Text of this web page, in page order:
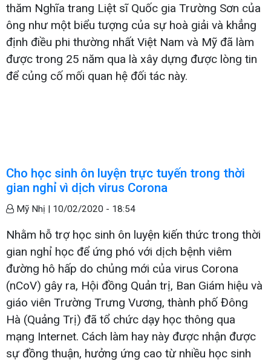
thăm Nghĩa trang Liệt sĩ Quốc gia Trường Sơn của
ông như một biểu tượng của sự hoà giải và khẳng
định điều phi thường nhất Việt Nam và Mỹ đã làm
được trong 25 năm qua là xây dựng được lòng tin
để củng cố mối quan hệ đối tác này.
Cho học sinh ôn luyện trực tuyến trong thời
gian nghỉ vì dịch virus Corona
Mỹ Nhị | 10/02/2020 - 18:54
Nhằm hỗ trợ học sinh ôn luyện kiến thức trong thời
gian nghỉ học để ứng phó với dịch bệnh viêm
đường hô hấp do chủng mới của virus Corona
(nCoV) gây ra, Hội đồng Quản trị, Ban Giám hiệu và
giáo viên Trường Trưng Vương, thành phố Đông
Hà (Quảng Trị) đã tổ chức dạy học thông qua
mạng Internet. Cách làm hay này được nhận được
sự đồng thuận, hưởng ứng cao từ nhiều học sinh